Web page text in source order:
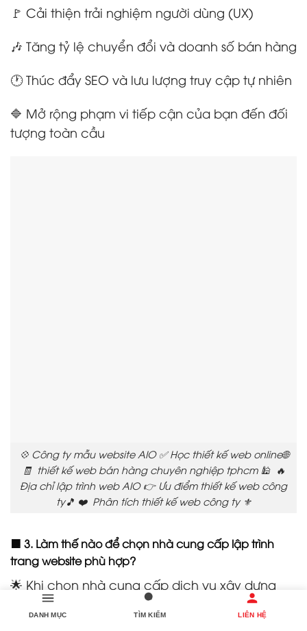
🚩 Cải thiện trải nghiệm người dùng (UX)
🎶 Tăng tỷ lệ chuyển đổi và doanh số bán hàng
🕐 Thúc đẩy SEO và lưu lượng truy cập tự nhiên
🔷 Mở rộng phạm vi tiếp cận của bạn đến đối
tượng toàn cầu
💠 Công ty mẫu website AIO ✅ Học thiết kế web online🌐
🧾 thiết kế web bán hàng chuyên nghiệp tphcm 🕌 🔥
Địa chỉ lập trình web AIO 👉 Ưu điểm thiết kế web công
ty🎵 ❤️ Phân tích thiết kế web công ty ⚜️
🟧 3. Làm thế nào để chọn nhà cung cấp lập trình
trang website phù hợp?
🌟 Khi chọn nhà cung cấp dịch vụ xây dựng
web, hãy cân nhắc các yếu tố sau:
DANH MỤC TÌM KIẾM LIÊN HỆ